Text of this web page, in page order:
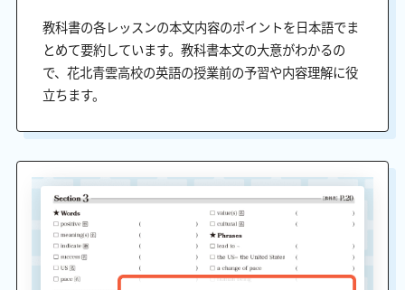
教科書の各レッスンの本文内容のポイントを日本語でま
とめて要約しています。教科書本文の大意がわかるの
で、花北青雲高校の英語の授業前の予習や内容理解に役
立ちます。